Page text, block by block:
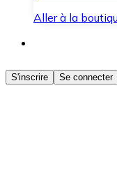
Aller à la
Acheter des
Achetez les
Convertissez
S'inscrire Se connecter